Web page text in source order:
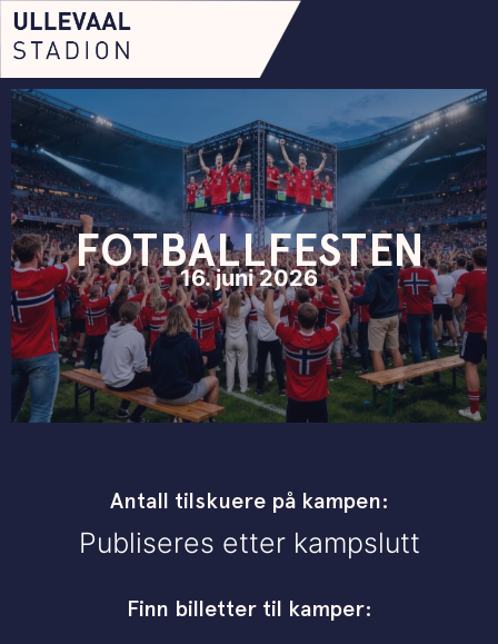
FOTBALLFESTEN
16. juni 2026
Antall tilskuere på kampen:
Publiseres etter kampslutt
Finn billetter til kamper: